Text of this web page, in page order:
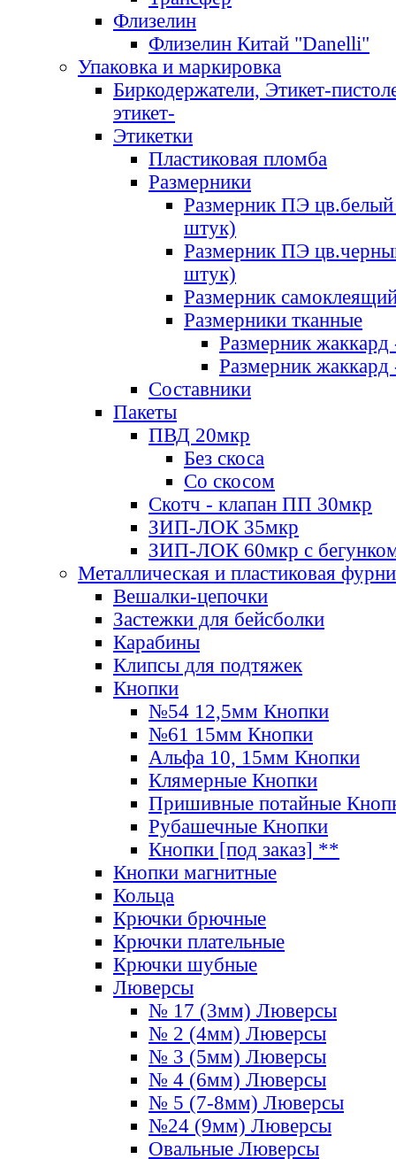
Флизелин
Флизелин Китай "Danelli"
Упаковка и маркировка
Биркодержатели, Этикет-
этикет-
Этикетки
Пластиковая пломба
Размерники
Размерник ПЭ цв.белый
штук)
Размерник ПЭ
штук)
Размерник
Размерники тканные
Размерник
Размерник
Составники
Пакеты
ПВД 20мкр
Без скоса
Со скосом
Скотч - клапан ПП 30мкр
ЗИП-ЛОК 35мкр
ЗИП-ЛОК 60мкр с
Металлическая и пластиковая
Вешалки-цепочки
Застежки для бейсболки
Карабины
Клипсы для подтяжек
Кнопки
№54 12,5мм Кнопки
№61 15мм Кнопки
Альфа 10, 15мм Кнопки
Клямерные Кнопки
Пришивные потайные
Рубашечные Кнопки
Кнопки [под заказ] **
Кнопки магнитные
Кольца
Крючки брючные
Крючки плательные
Крючки шубные
Люверсы
№ 17 (3мм) Люверсы
№ 2 (4мм) Люверсы
№ 3 (5мм) Люверсы
№ 4 (6мм) Люверсы
№ 5 (7-8мм) Люверсы
№24 (9мм) Люверсы
Овальные Люверсы